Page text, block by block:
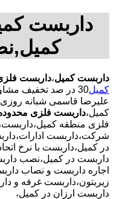
داربست
داربست کمیل،داربست
کمیل
علیرضا قاسمی شبانه
کمیل،داربست فلزی
فلزی منطقه
شرکت،داربست
در کمیل،داربست با نرخ
داربست در کمیل،نصب
اجاره داربست و نصاب
زیربتون،داربست غرفه و
داربست ارزان در کمیل،